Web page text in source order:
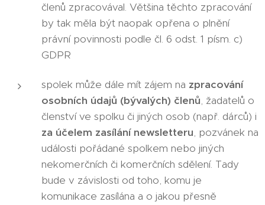
členů zpracovával. Většina těchto zpracování
by tak měla být naopak opřena o plnění
právní povinnosti podle čl. 6 odst. 1 písm. c)
GDPR
spolek může dále mít zájem na zpracování
osobních údajů (bývalých) členů, žadatelů o
členství ve spolku či jiných osob (např. dárců) i
za účelem zasílání newsletteru, pozvánek na
události pořádané spolkem nebo jiných
nekomerčních či komerčních sdělení. Tady
bude v závislosti od toho, komu je
komunikace zasílána a o jakou přesně